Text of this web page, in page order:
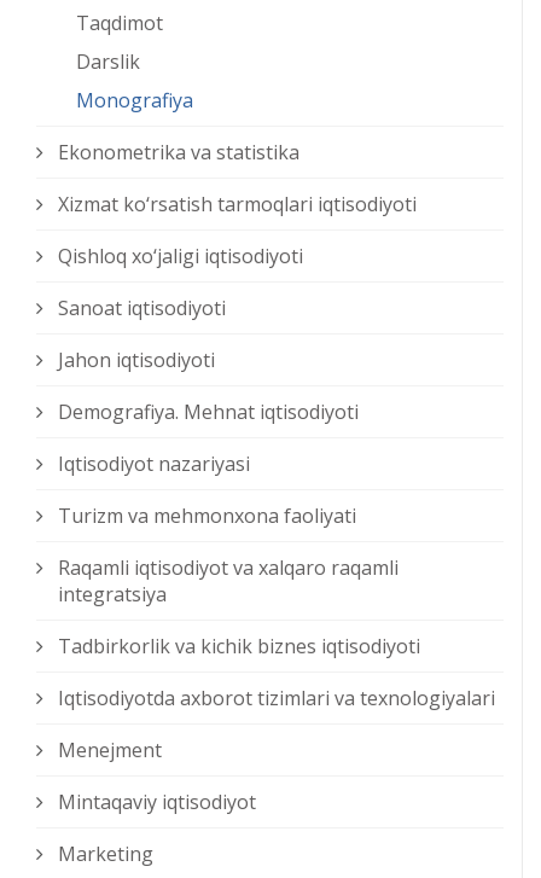
Taqdimot
Darslik
Monografiya
Ekonometrika va statistika
Xizmat kо‘rsatish tarmoqlari iqtisodiyoti
Qishloq xо‘jaligi iqtisodiyoti
Sanoat iqtisodiyoti
Jahon iqtisodiyoti
Demografiya. Mehnat iqtisodiyoti
Iqtisodiyot nazariyasi
Turizm va mehmonxona faoliyati
Raqamli iqtisodiyot va xalqaro raqamli
integratsiya
Tadbirkorlik va kichik biznes iqtisodiyoti
Iqtisodiyotda axborot tizimlari va texnologiyalari
Menejment
Mintaqaviy iqtisodiyot
Marketing